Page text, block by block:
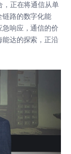
，正在将通信从单
链路的数字化能
响应，通信的价
能达的探索，正沿